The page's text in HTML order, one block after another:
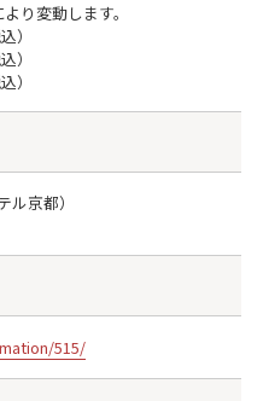
り変動します。
）
）
）
京都）
515/